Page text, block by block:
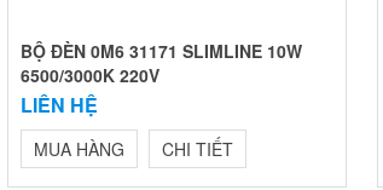
BỘ ĐÈN 0M6 31171 SLIMLINE 10W
6500/3000K 220V
LIÊN HỆ
MUA HÀNG CHI TIẾT